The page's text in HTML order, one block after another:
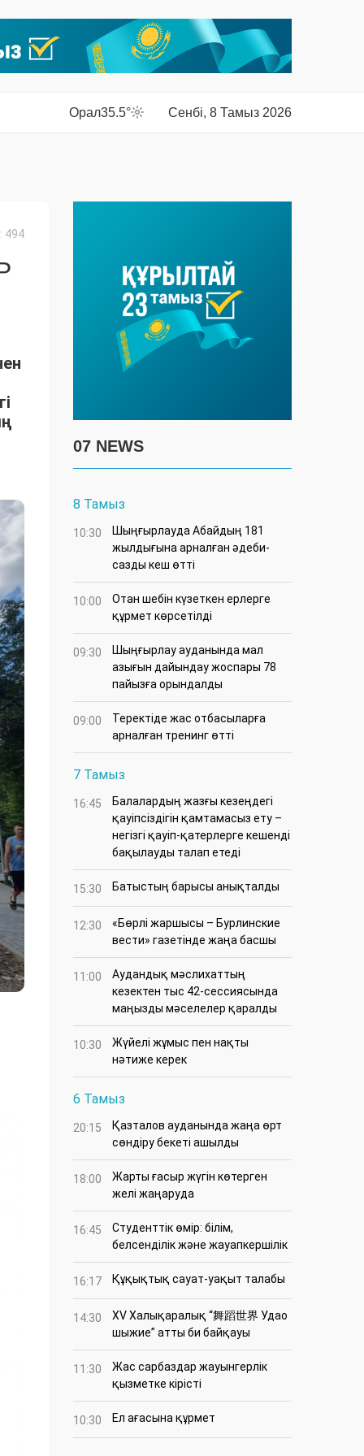
Орал35.5° Сенбі, 8 Тамыз 2026
494
07 NEWS
8 Тамыз
10:30
Шыңғырлауда Абайдың 181
жылдығына арналған әдеби-
сазды кеш өтті
10:00
Отан шебін күзеткен ерлерге
құрмет көрсетілді
09:30
​Шыңғырлау ауданында мал
азығын дайындау жоспары 78
пайызға орындалды
09:00
​Теректіде жас отбасыларға
арналған тренинг өтті
7 Тамыз
16:45
Балалардың жазғы кезеңдегі
қауіпсіздігін қамтамасыз ету –
негізгі қауіп-қатерлерге кешенді
бақылауды талап етеді
15:30 Батыстың барысы анықталды
12:30
«Бөрлі жаршысы – Бурлинские
вести» газетінде жаңа басшы
11:00
Аудандық мәслихаттың
кезектен тыс 42-сессиясында
маңызды мәселелер қаралды
10:30
Жүйелі жұмыс пен нақты
нәтиже керек
6 Тамыз
20:15
Қазталов ауданында жаңа өрт
сөндіру бекеті ашылды
18:00
Жарты ғасыр жүгін көтерген
желі жаңаруда
16:45
Студенттік өмір: білім,
белсенділік және жауапкершілік
16:17 Құқықтық сауат-уақыт талабы
14:30
XV Халықаралық “舞蹈世界 Удао
шыжие” атты би байқауы
11:30
Жас сарбаздар жауынгерлік
қызметке кірісті
10:30 Ел ағасына құрмет